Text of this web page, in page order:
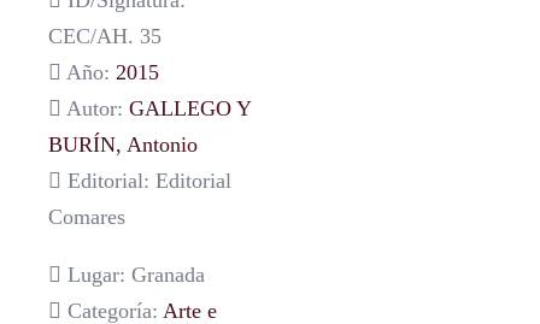
CEC/AH. 35
Año: 2015
Autor: GALLEGO Y
BURÍN, Antonio
Editorial: Editorial
Comares
Lugar: Granada
Categoría: Arte e